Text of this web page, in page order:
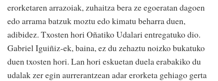
erorketaren arrazoiak, zuhaitza bera ze egoeratan dagoen
edo arrama batzuk moztu edo kimatu beharra duen,
adibidez. Txosten hori Oñatiko Udalari entregatuko dio.
Gabriel Iguiñiz-ek, baina, ez du zehaztu noizko bukatuko
duen txosten hori. Lan hori eskuetan duela erabakiko du
udalak zer egin aurrerantzean adar erorketa gehiago gerta